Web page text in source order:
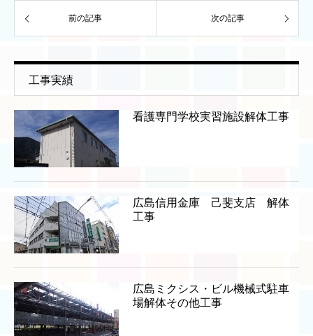
前の記事 次の記事
工事実績
看護専門学校実習施設解体工事
広島信用金庫 己斐支店 解体
工事
広島ミクシス・ビル機械式駐車
場解体その他工事